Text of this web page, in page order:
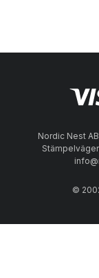
Nordic Nest
©